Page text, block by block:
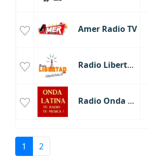
Amer Radio TV
Radio Libertad Casma
Radio Onda Latina
1 2